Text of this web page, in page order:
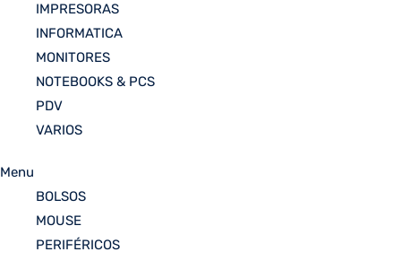
IMPRESORAS
INFORMATICA
MONITORES
NOTEBOOKS & PCS
PDV
VARIOS
Menu
BOLSOS
MOUSE
PERIFÉRICOS